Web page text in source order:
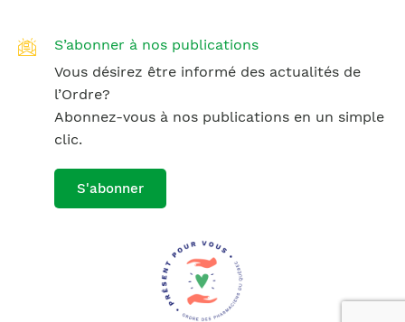
S’abonner à nos publications
Vous désirez être informé des actualités de
l’Ordre?
Abonnez-vous à nos publications en un simple
clic.
S'abonner